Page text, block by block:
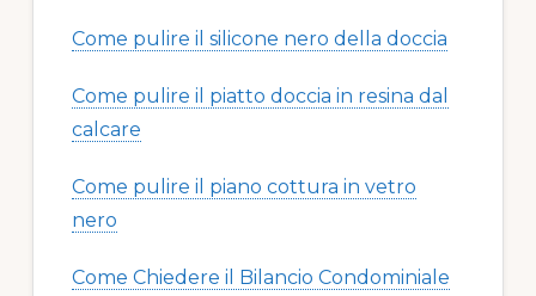
Come pulire il silicone nero della doccia​​
Come pulire il piatto doccia in resina dal
calcare​​
Come pulire il piano cottura in vetro
nero​​
Come Chiedere il Bilancio Condominiale